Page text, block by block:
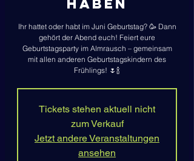
haben
Ihr hattet oder habt im Juni Geburtstag? 🥳 Dann
gehört der Abend euch! Feiert eure
Geburtstagsparty im Almrausch – gemeinsam
mit allen anderen Geburtstagskindern des
Frühlings! 🌷🍾
Tickets stehen aktuell nicht
zum Verkauf
Jetzt andere Veranstaltungen
ansehen